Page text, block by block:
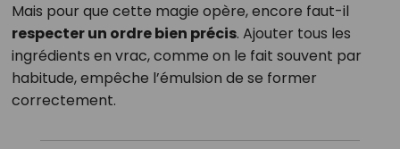
Mais pour que cette magie opère, encore faut-il
respecter un ordre bien précis. Ajouter tous les
ingrédients en vrac, comme on le fait souvent par
habitude, empêche l’émulsion de se former
correctement.